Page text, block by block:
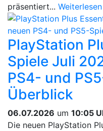
präsentiert...
PlayStation
Spiele Juli
PS4- und
Überblick
06.07.2026 um 10:05
Die neuen PlayStation